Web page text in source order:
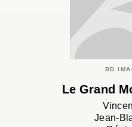
BD
Le Grand
Jean-